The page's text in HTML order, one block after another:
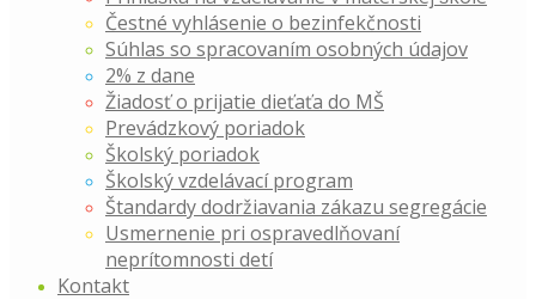
Čestné vyhlásenie o bezinfekčnosti
Súhlas so spracovaním osobných údajov
2% z dane
Žiadosť o prijatie dieťaťa do MŠ
Prevádzkový poriadok
Školský poriadok
Školský vzdelávací program
Štandardy dodržiavania zákazu segregácie
Usmernenie pri ospravedlňovaní
neprítomnosti detí
Kontakt